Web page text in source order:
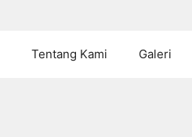
Tentang Kami Galeri